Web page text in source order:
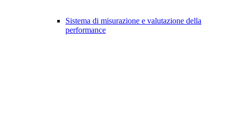
Sistema di misurazione e valutazione della
performance